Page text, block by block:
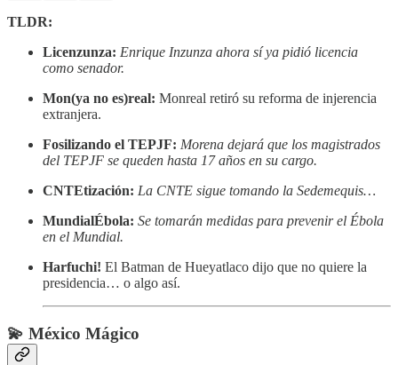
TLDR:
Licenzunza: Enrique Inzunza ahora sí ya pidió licencia
como senador.
Mon(ya no es)real: Monreal retiró su reforma de injerencia
extranjera.
Fosilizando el TEPJF: Morena dejará que los magistrados
del TEPJF se queden hasta 17 años en su cargo.
CNTEtización: La CNTE sigue tomando la Sedemequis…
MundialÉbola: Se tomarán medidas para prevenir el Ébola
en el Mundial.
Harfuchi! El Batman de Hueyatlaco dijo que no quiere la
presidencia… o algo así.
💫 México Mágico